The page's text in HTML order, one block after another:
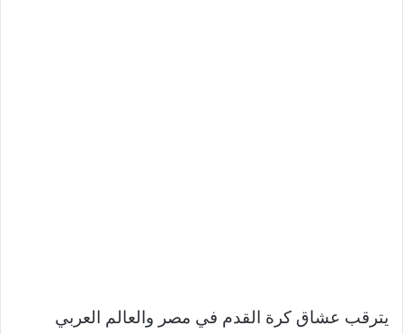
يترقب عشاق كرة القدم في مصر والعالم العربي